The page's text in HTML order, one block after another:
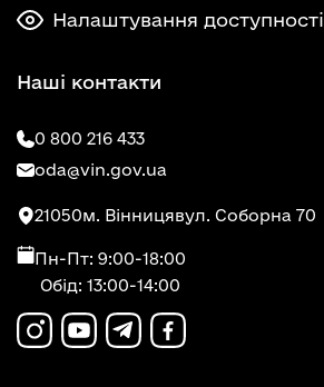
Налаштування доступності
Наші контакти
0 800 216 433
oda@vin.gov.ua
21050м. Вінницявул. Соборна 70
Пн-Пт: 9:00-18:00
Обід: 13:00-14:00